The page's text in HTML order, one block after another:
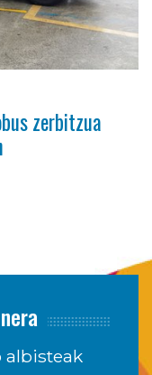
zerbitzua
albisteak